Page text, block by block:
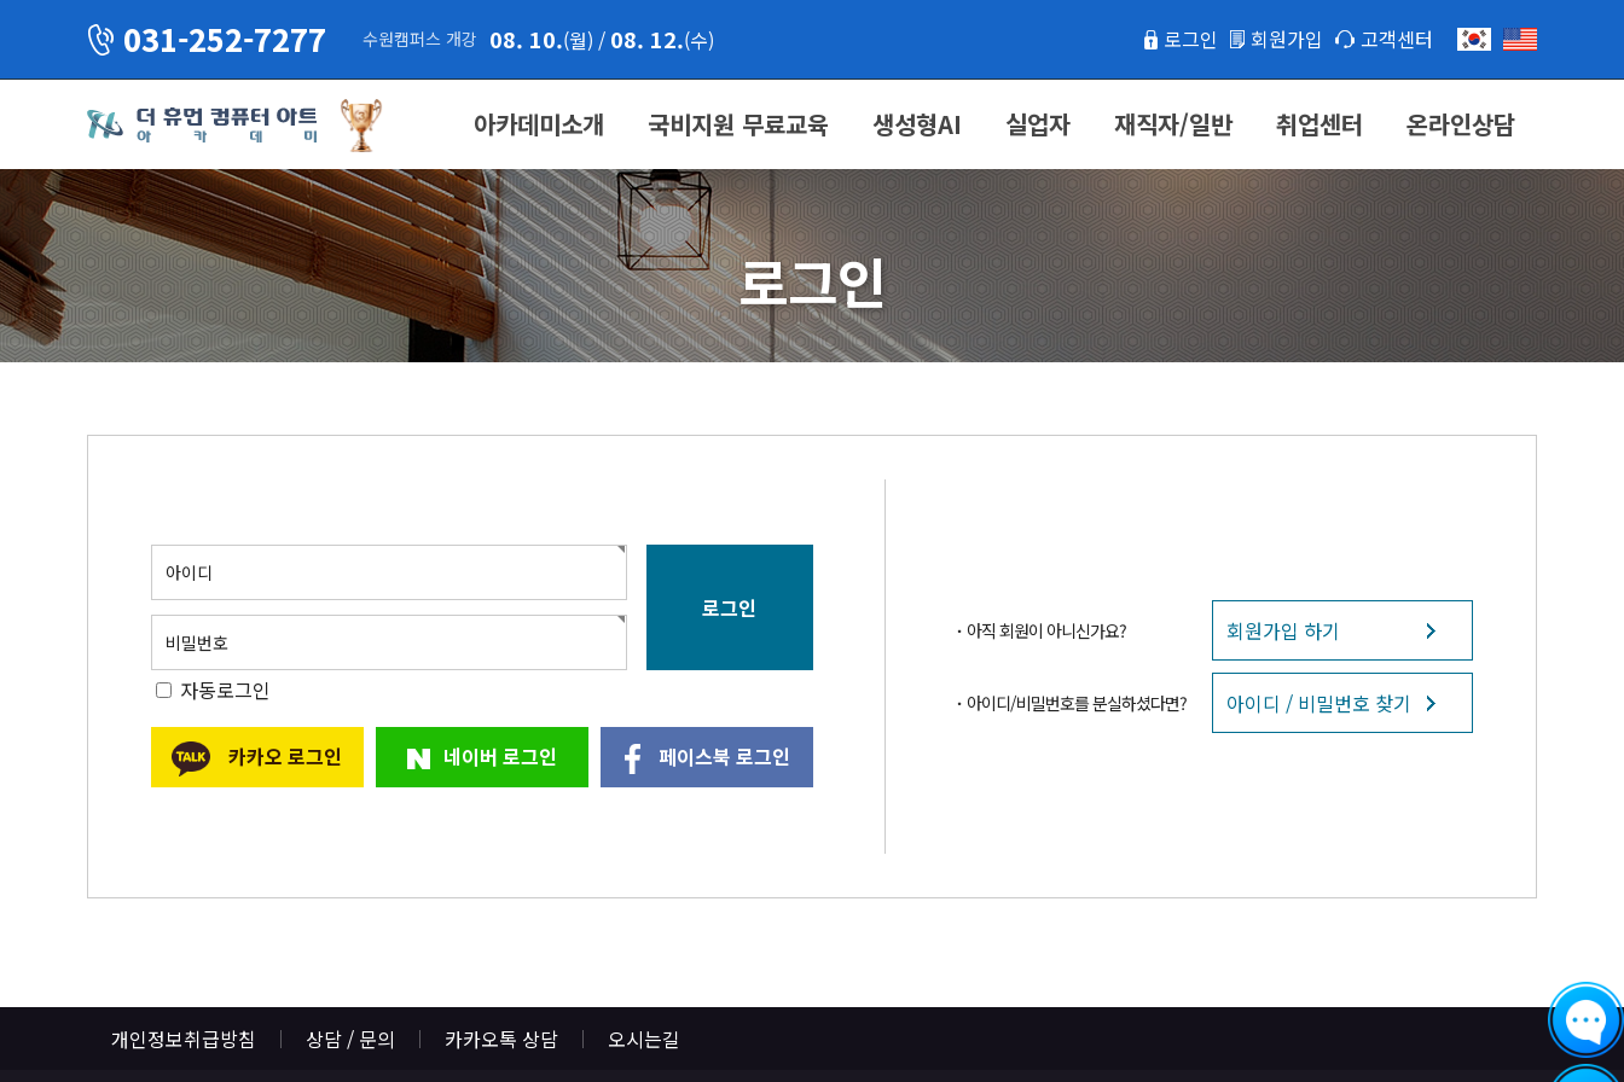
031-252-7277 수원캠퍼스 개강 08. 10.(월) / 08. 12.(수) 로그인 회원가입 고객센터
아카데미소개 국비지원 무료교육 생성형AI 실업자 재직자/일반 취업센터 온라인상담
로그인
아이디
비밀번호
자동로그인
네이버 로그인
카카오 로그인 페이스북 로그인
아직 회원이 아니신가요? 회원가입 하기
아이디/비밀번호를 분실하셨다면? 아이디 / 비밀번호 찾기
개인정보취급방침 상담 / 문의 카카오톡 상담 오시는길